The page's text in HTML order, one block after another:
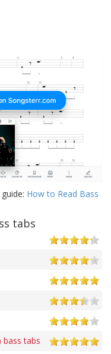
How to Read Bass
tabs
bass tabs